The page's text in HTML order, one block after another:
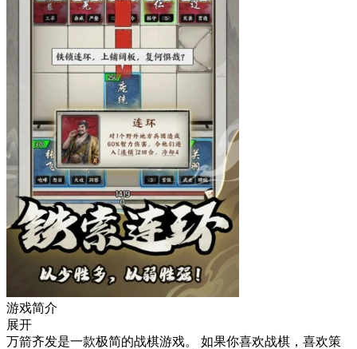
游戏简介
展开
万箭齐发是一款极简的战棋游戏。 如果你喜欢战棋，喜欢策